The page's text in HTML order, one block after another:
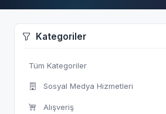
Kategoriler
Tüm Kategoriler
Sosyal Medya Hizmetleri
Alışveriş